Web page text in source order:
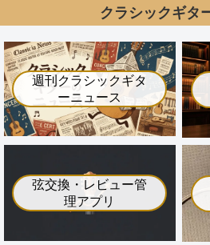
クラシックギタ
週刊クラシックギタ
ーニュース
弦交換・レビュー管
理アプリ